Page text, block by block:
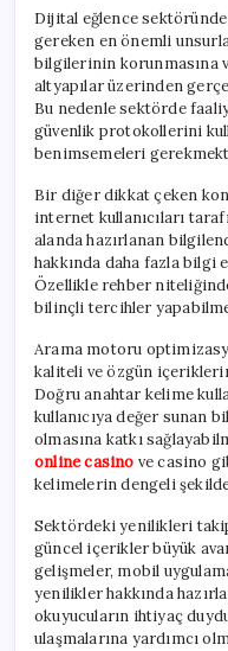
Dijital eğlence
gereken en önemli
bilgilerinin korunmasına
altyapılar üzerinden
Bu nedenle sektörde
güvenlik protokollerini
benimsemeleri
Bir diğer dikkat çeken
internet kullanıcıları
alanda hazırlanan
hakkında daha fazla bilgi
Özellikle rehber
bilinçli tercihler
Arama motoru
kaliteli ve özgün
Doğru anahtar kelime
kullanıcıya değer sunan
olmasına katkı
online casino ve casino
kelimelerin dengeli
Sektördeki yenilikleri
güncel içerikler büyük
gelişmeler, mobil
yenilikler hakkında
okuyucuların ihtiyaç
ulaşmalarına yardımcı